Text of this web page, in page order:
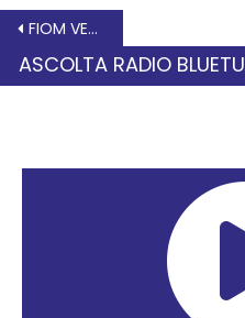
FIOM VENEZIA: comportamento antisindacale alla Fiorenzato
ASCOLTA RADIO BLUETU